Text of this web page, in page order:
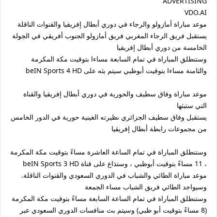
VDO.AI
موعد مباراة أمازولو والرجاء في دوري أبطال إفريقيا والقنوات الناقلة
يستقبل فريق الرجاء المغربي فريق أمازولو الجنوب أفريقي في الجولة
الخامسة من دوري أبطال إفريقيا
وستنطلق المباراة في تمام السابعة مساءا بتوقيت مكة المكرمة
والثامنة مساءا بتوقيت أبوظبي سيتم بثه على beIN Sports 4 HD
موعد مباراة وفاق سطيف والحورية في دوري أبطال إفريقيا والقناة
التي ستبثها
يستقبل وفاق سطيف الجزائري نظيرته الغينية حورية في الدور الخامس
من مجموعات رابطة أبطال إفريقيا
وستنطلق المباراة في تمام الساعة العاشرة مساءً بتوقيت مكة المكرمة
، 11 مساءً بتوقيت أبوظبي ، وستذاع على قناة beIN Sports 3 HD
موعد مباراة الطائي والشباب في الدوري السعودي والقنوات الناقلة.
وسيواجد الطائي فريق الشباب مساء الجمعة
وستنطلق المباراة في تمام الساعة السابعة مساءً بتوقيت مكة المكرمة
(8 مساءً بتوقيت أبو ظبي) وسيتم بث منافسات الدوري السعودي عبر